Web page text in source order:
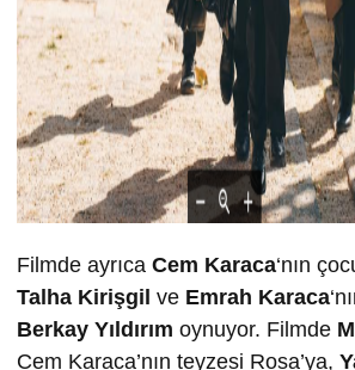
Filmde ayrıca Cem Karaca‘nın
Talha Kirişgil ve Emrah Karaca
Berkay Yıldırım oynuyor. Filmde
Cem Karaca’nın teyzesi Rosa’ya,